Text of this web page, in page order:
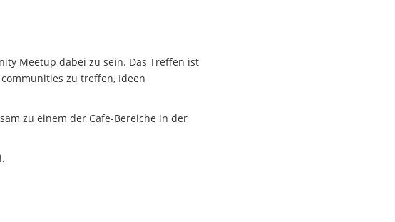
Meetup dabei zu sein. Das Treffen ist
zu treffen, Ideen
zu einem der Cafe-Bereiche in der